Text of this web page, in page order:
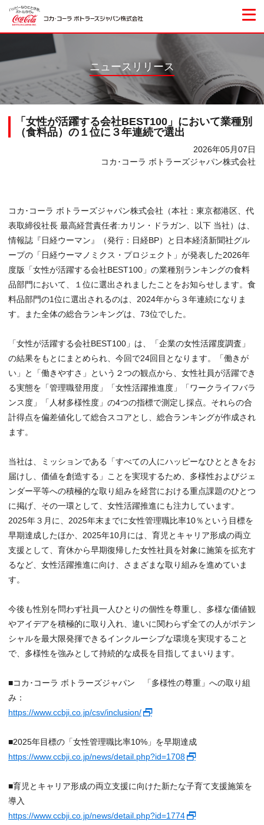
ニュースリリース
「女性が活躍する会社BEST100」において業種別
（食料品）の１位に３年連続で選出
2026年05月07日
コカ･コーラ ボトラーズジャパン株式会社
コカ･コーラ ボトラーズジャパン株式会社（本社：東京都港区、代
表取締役社長 最高経営責任者:カリン・ドラガン、以下 当社）は、
情報誌『日経ウーマン』（発行：日経BP）と日本経済新聞社グル
ープの「日経ウーマノミクス・プロジェクト」が発表した2026年
度版「女性が活躍する会社BEST100」の業種別ランキングの食料
品部門において、１位に選出されましたことをお知らせします。食
料品部門の1位に選出されるのは、2024年から３年連続になりま
す。また全体の総合ランキングは、73位でした。
「女性が活躍する会社BEST100」は、「企業の女性活躍度調査」
の結果をもとにまとめられ、今回で24回目となります。「働きが
い」と「働きやすさ」という２つの観点から、女性社員が活躍でき
る実態を「管理職登用度」「女性活躍推進度」「ワークライフバラ
ンス度」「人材多様性度」の4つの指標で測定し採点。それらの合
計得点を偏差値化して総合スコアとし、総合ランキングが作成され
ます。
当社は、ミッションである「すべての人にハッピーなひとときをお
届けし、価値を創造する」ことを実現するため、多様性およびジェ
ンダー平等への積極的な取り組みを経営における重点課題のひとつ
に掲げ、その一環として、女性活躍推進にも注力しています。
2025年３月に、2025年末までに女性管理職比率10％という目標を
早期達成したほか、2025年10月には、育児とキャリア形成の両立
支援として、育休から早期復帰した女性社員を対象に施策を拡充す
るなど、女性活躍推進に向け、さまざまな取り組みを進めていま
す。
今後も性別を問わず社員一人ひとりの個性を尊重し、多様な価値観
やアイデアを積極的に取り入れ、違いに関わらず全ての人がポテン
シャルを最大限発揮できるインクルーシブな環境を実現すること
で、多様性を強みとして持続的な成長を目指してまいります。
■コカ･コーラ ボトラーズジャパン 「多様性の尊重」への取り組
み：
https://www.ccbji.co.jp/csv/inclusion/
■2025年目標の「女性管理職比率10%」を早期達成
https://www.ccbji.co.jp/news/detail.php?id=1708
■育児とキャリア形成の両立支援に向けた新たな子育て支援施策を
導入
https://www.ccbji.co.jp/news/detail.php?id=1774